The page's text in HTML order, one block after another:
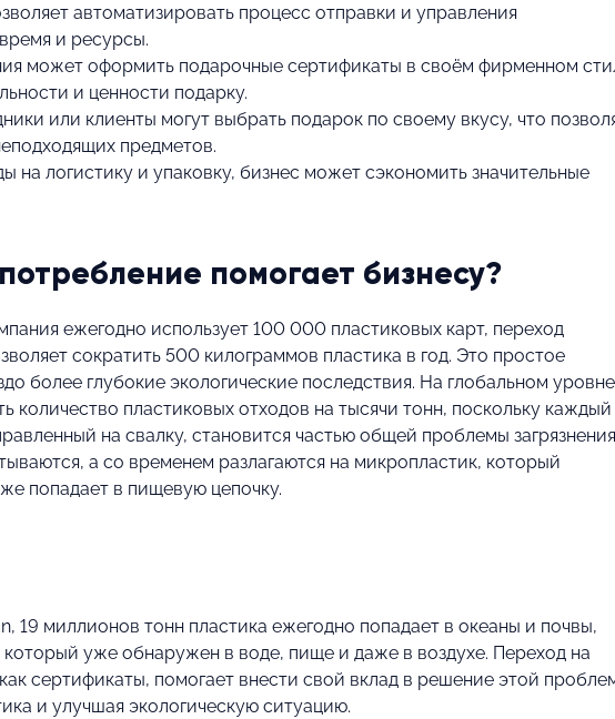
автоматизировать процесс отправки и управления
и ресурсы.
может оформить подарочные сертификаты в своём фирменном
и ценности подарку.
или клиенты могут выбрать подарок по своему вкусу, что
предметов.
на логистику и упаковку, бизнес может сэкономить значительные
помогает бизнесу?
ежегодно использует 100 000 пластиковых карт, переход
сократить 500 килограммов пластика в год. Это простое
более глубокие экологические последствия. На глобальном уровне
количество пластиковых отходов на тысячи тонн, поскольку каждый
на свалку, становится частью общей проблемы
а со временем разлагаются на микропластик, который
попадает в пищевую цепочку.
19 миллионов тонн пластика ежегодно попадает в океаны и почвы,
который уже обнаружен в воде, пище и даже в воздухе. Переход на
сертификаты, помогает внести свой вклад в решение этой
и улучшая экологическую ситуацию.